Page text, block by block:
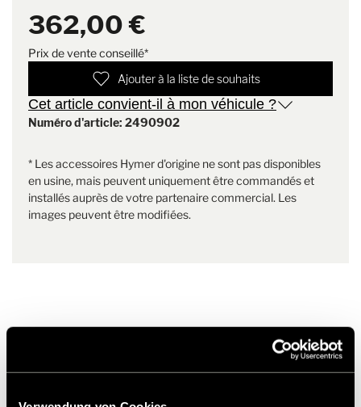
décor de mobilier de la dînette arrière ;
1.5 kg
362,00 €
Prix de vente conseillé*
Ajouter à la liste de souhaits
Cet article convient-il à mon véhicule ?
Numéro d'article: 2490902
* Les accessoires Hymer d'origine ne sont pas disponibles
en usine, mais peuvent uniquement être commandés et
installés auprès de votre partenaire commercial. Les
images peuvent être modifiées.